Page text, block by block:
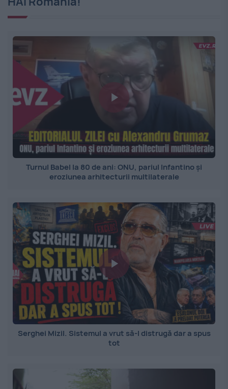
Turnul Babel la 80 de ani: ONU, pariul Infantino și
eroziunea arhitecturii multilaterale
Serghei Mizil. Sistemul a vrut să-l distrugă dar a spus
tot